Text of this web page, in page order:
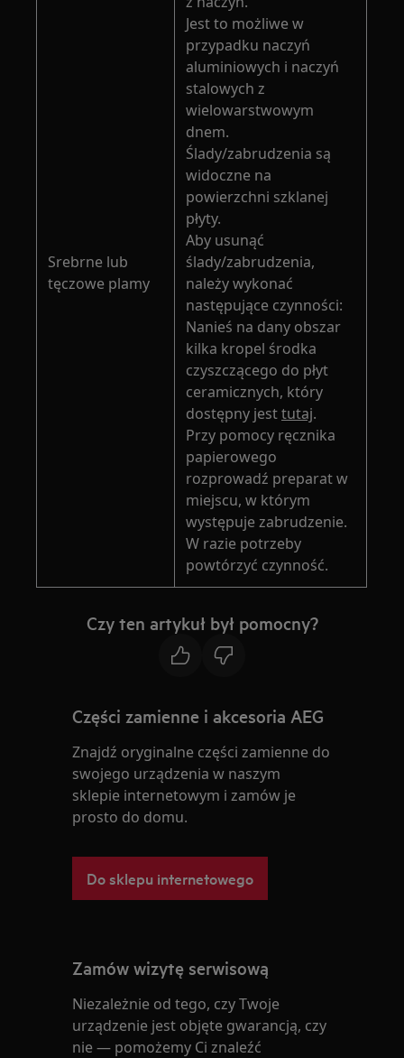
Srebrne lub
tęczowe plamy
Jest to możliwe w
przypadku naczyń
aluminiowych i naczyń
stalowych z
wielowarstwowym
dnem.
Ślady/zabrudzenia są
widoczne na
powierzchni szklanej
płyty.
Aby usunąć
ślady/zabrudzenia,
należy wykonać
następujące czynności:
Nanieś na dany obszar
kilka kropel środka
czyszczącego do płyt
ceramicznych, który
dostępny jesttutaj.
Przy pomocy ręcznika
papierowego
rozprowadź preparat w
miejscu, w którym
występuje zabrudzenie.
W razie potrzeby
powtórzyć czynność.
Czy ten artykuł był pomocny?
Części zamienne i akcesoria AEG
Znajdź oryginalne części zamienne do
swojego urządzenia w naszym
sklepie internetowym i zamów je
prosto do domu.
Do sklepu internetowego
Zamów wizytę serwisową
Niezależnie od tego, czy Twoje
urządzenie jest objęte gwarancją, czy
nie — pomożemy Ci znaleźć